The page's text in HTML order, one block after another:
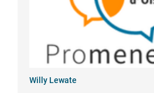
Willy Lewate